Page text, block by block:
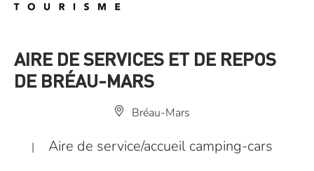
AIRE DE SERVICES ET DE REPOS
DE BRÉAU-MARS
Bréau-Mars
| Aire de service/accueil camping-cars